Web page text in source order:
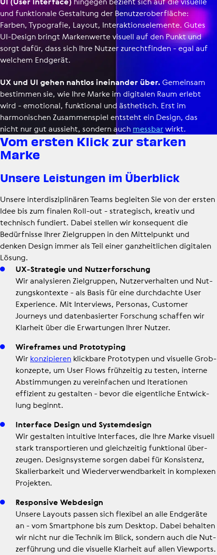
und funktionale Gestaltung der Benut­zer­ober­fläche:
Farben, Typografie, Layout, Inter­ak­ti­ons­ele­mente. Gutes
UI-Design bringt Markenwerte visuell auf den Punkt und
sorgt dafür, dass sich Ihre Nutzer zurechtfinden - egal auf
welchem Endgerät.
UX und UI gehen nahtlos ineinander über. Gemeinsam
bestimmen sie, wie Ihre Marke im digitalen Raum erlebt
wird - emotional, funktional und ästhetisch. Erst im
harmonischen Zusammenspiel entsteht ein Design, das
nicht nur gut aussieht, sondern auch messbarwirkt.
Vom ersten Klick zur starken
Marke
Unsere Leis­tungen im Überblick
Unsere inter­dis­zi­pli­nären Teams begleiten Sie von der ersten
Idee bis zum finalen Roll-out - strategisch, kreativ und
technisch fundiert. Dabei stellen wir konsequent die
Bedürfnisse Ihrer Zielgruppen in den Mittelpunkt und
denken Design immer als Teil einer ganzheitlichen digitalen
Lösung.
UX-Strategie und Nut­zer­for­schung
Wir ana­ly­sie­ren Ziel­grup­pen, Nut­zer­ver­hal­ten und Nut­
zungs­kon­texte - als Basis für eine durch­dachte User
Expe­ri­ence. Mit Inter­views, Personas, Customer
Journeys und daten­ba­sier­ter Forschung schaffen wir
Klarheit über die Erwar­tun­gen Ihrer Nutzer.
Wire­frames und Pro­to­ty­p­ing
Wir kon­zi­pie­ren klickbare Pro­to­ty­pen und visuelle Grob­
kon­zepte, um User Flows früh­zei­tig zu testen, interne
Abstim­mun­gen zu ver­ein­fa­chen und Ite­ra­tio­nen
effizient zu gestalten - bevor die eigent­li­che Ent­wick­
lung beginnt.
Interface Design und Sys­tem­de­sign
Wir gestalten intuitive Inter­faces, die Ihre Marke visuell
stark trans­por­tie­ren und gleich­zei­tig funk­tio­nal über­
zeu­gen. Design­sys­teme sorgen dabei für Kon­sis­tenz,
Ska­lier­bar­keit und Wie­der­ver­wend­bar­keit in komplexen
Projekten.
Respon­sive Webdesign
Unsere Layouts passen sich flexibel an alle Endgeräte
an - vom Smart­phone bis zum Desktop. Dabei behalten
wir nicht nur die Technik im Blick, sondern auch die Nut­
zer­füh­rung und die visuelle Klarheit auf allen Viewports.